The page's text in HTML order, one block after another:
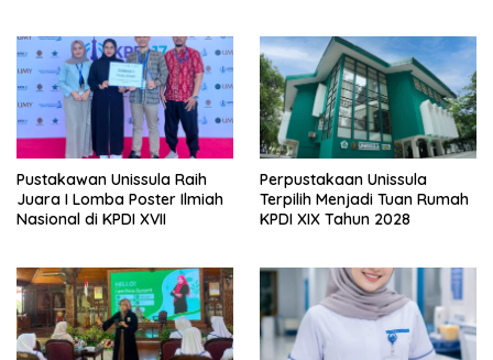
Pustakawan Unissula Raih
Juara I Lomba Poster Ilmiah
Nasional di KPDI XVII
Perpustakaan Unissula
Terpilih Menjadi Tuan Rumah
KPDI XIX Tahun 2028